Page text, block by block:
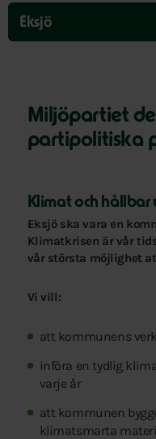
Hoppa
över
menyn
Eksjö
Miljöpartiet
partipolitiska
Klimat och hållbar
Eksjö ska vara en
Klimatkrisen är vår
vår största möjlighet
Vi vill:
att kommunens
införa en tydlig
varje år
att kommunen
klimatsmarta